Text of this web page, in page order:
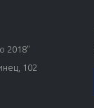
2018"
102